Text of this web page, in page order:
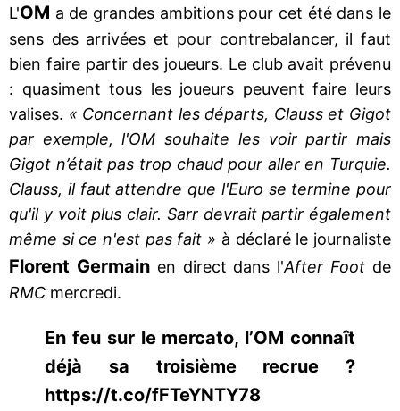
L'OM a de grandes ambitions pour cet été dans le
sens des arrivées et pour contrebalancer, il faut
bien faire partir des joueurs. Le club avait prévenu
: quasiment tous les joueurs peuvent faire leurs
valises. « Concernant les départs, Clauss et Gigot
par exemple, l'OM souhaite les voir partir mais
Gigot n’était pas trop chaud pour aller en Turquie.
Clauss, il faut attendre que l'Euro se termine pour
qu'il y voit plus clair. Sarr devrait partir également
même si ce n'est pas fait » à déclaré le journaliste
Florent Germainen direct dans l'After Foot de
RMC mercredi.
En feu sur le mercato, l’OM connaît
déjà sa troisième recrue ?
https://t.co/fFTeYNTY78